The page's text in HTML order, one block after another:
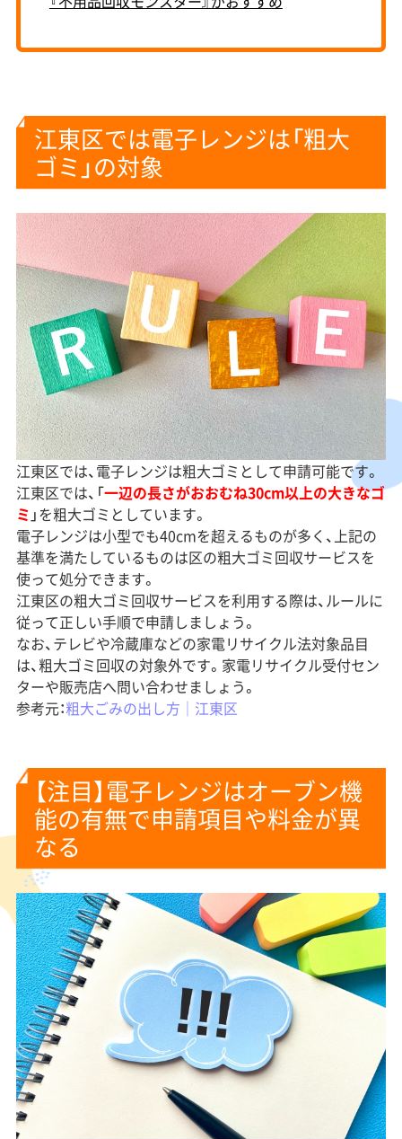
江東区では電子レンジは「粗大
ゴミ」の対象
江東区では、電子レンジは粗大ゴミとして申請可能です。
江東区では、「一辺の長さがおおむね30cm以上の大きなゴ
ミ 」を粗大ゴミとしています。
電子レンジは小型でも40cmを超えるものが多く、上記の
基準を満たしているものは区の粗大ゴミ回収サービスを
使って処分できます。
江東区の粗大ゴミ回収サービスを利用する際は、ルールに
従って正しい手順で申請しましょう。
なお、テレビや冷蔵庫などの家電リサイクル法対象品目
は、粗大ゴミ回収の対象外です。家電リサイクル受付セン
ターや販売店へ問い合わせましょう。
参考元：粗大ごみの出し方｜江東区
【注目】電子レンジはオーブン機
能の有無で申請項目や料金が異
なる